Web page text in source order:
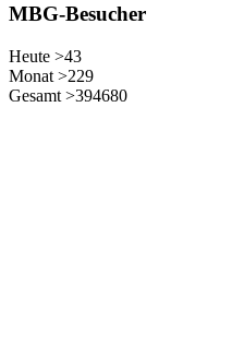
MBG-Besucher
Heute >43
Monat >229
Gesamt >394680